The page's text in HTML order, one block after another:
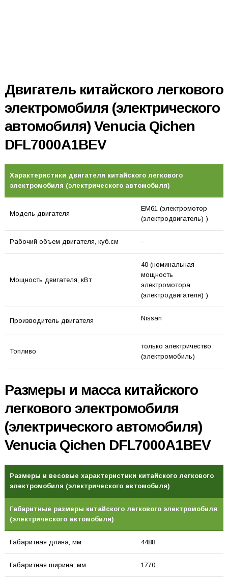
Двигатель китайского легкового
электромобиля (электрического
автомобиля) Venucia Qichen
DFL7000A1BEV
Характеристики двигателя китайского легкового
электромобиля (электрического автомобиля)
Модель двигателя
EM61 (электромотор
(электродвигатель) )
Рабочий объем двигателя, куб.см -
Мощность двигателя, кВт
40 (номинальная
мощность
электромотора
(электродвигателя) )
Производитель двигателя Nissan
Топливо
только электричество
(электромобиль)
Размеры и масса китайского
легкового электромобиля
(электрического автомобиля)
Venucia Qichen DFL7000A1BEV
Размеры и весовые характеристики китайского легкового
электромобиля (электрического автомобиля)
Габаритные размеры китайского легкового электромобиля
(электрического автомобиля)
Габаритная длина, мм 4488
Габаритная ширина, мм 1770